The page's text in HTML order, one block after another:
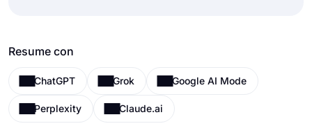
Resume con
ChatGPT Grok Google AI Mode
Perplexity Claude.ai